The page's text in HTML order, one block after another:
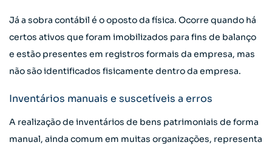
Já a sobra contábil é o oposto da física. Ocorre quando há
certos ativos que foram imobilizados para fins de balanço
e estão presentes em registros formais da empresa, mas
não são identificados fisicamente dentro da empresa.
Inventários manuais e suscetíveis a erros
A realização de inventários de bens patrimoniais de forma
manual, ainda comum em muitas organizações, representa